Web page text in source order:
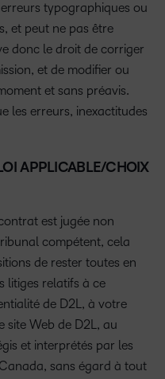
typographiques ou
et peut ne pas être
donc le droit de corriger
et de modifier ou
et sans préavis.
les erreurs, inexactitudes
APPLICABLE/CHOIX
est jugée non
compétent, cela
de rester toutes en
litiges relatifs à ce
de D2L, à votre
site Web de D2L, au
et interprétés par les
sans égard à tout